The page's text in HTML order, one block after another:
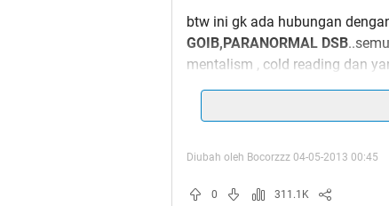
btw ini gk ada hubungan
GOIB,PARANORMAL DSB
mentalism , cold reading dan
gak 100 % akurat si tapi
tehnik ato liat2 aja),kalo
Diubah oleh Bocorzzz 04-05-2013 00:45
0 311.1K